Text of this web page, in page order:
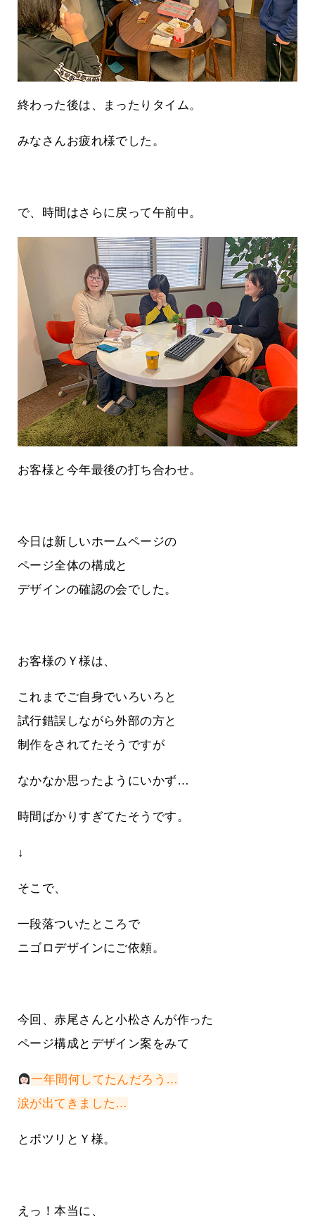
終わった後は、まったりタイム。
みなさんお疲れ様でした。
で、時間はさらに戻って午前中。
お客様と今年最後の打ち合わせ。
今日は新しいホームページの
ページ全体の構成と
デザインの確認の会でした。
お客様のＹ様は、
これまでご自身でいろいろと
試行錯誤しながら外部の方と
制作をされてたそうですが
なかなか思ったようにいかず…
時間ばかりすぎてたそうです。
↓
そこで、
一段落ついたところで
ニゴロデザインにご依頼。
今回、赤尾さんと小松さんが作った
ページ構成とデザイン案をみて
一年間何してたんだろう…
涙が出てきました…
とポツリとＹ様。
えっ！本当に、